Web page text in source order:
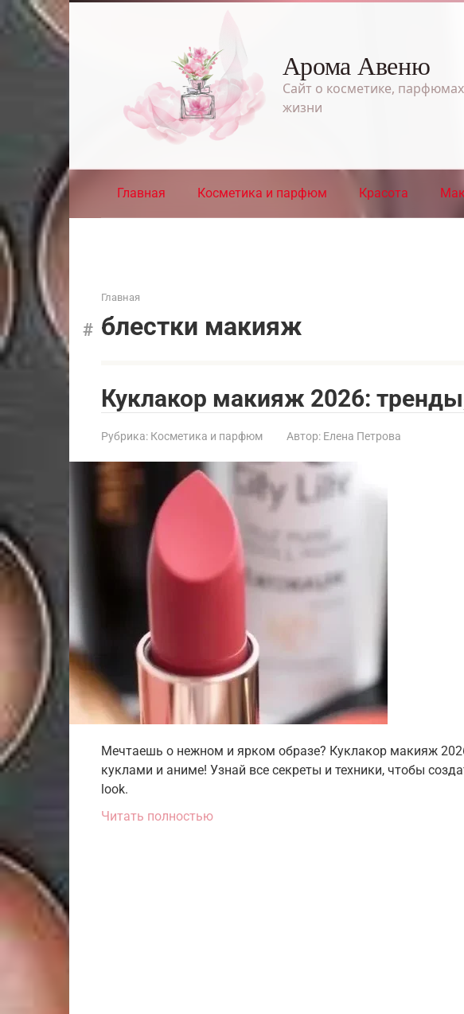
Перейти
к
контенту
Арома Авеню
Сайт о косметике,
жизни
Главная Косметика и парфюм Красота
Главная
блестки макияж
Куклакор макияж 2026:
Рубрика: Косметика и парфюм Автор: Елена Петрова
Мечтаешь о нежном и ярком образе? Куклакор макияж
куклами и аниме! Узнай все секреты и техники, чтобы
look.
Читать полностью